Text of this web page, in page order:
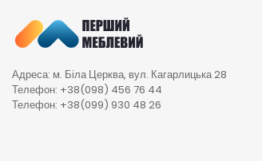
Адреса: м. Біла Церква, вул. Кагарлицька 28
Телефон: +38(098) 456 76 44
Телефон: +38(099) 930 48 26